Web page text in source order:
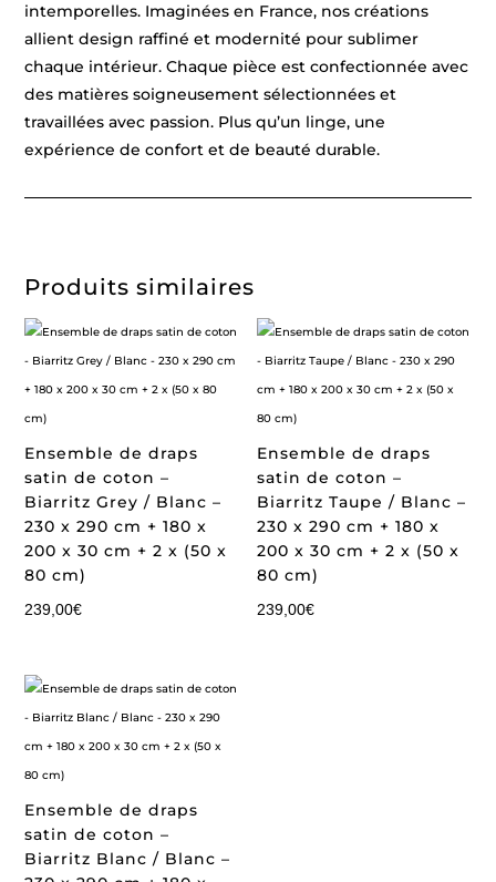
intemporelles. Imaginées en France, nos créations
allient design raffiné et modernité pour sublimer
chaque intérieur. Chaque pièce est confectionnée avec
des matières soigneusement sélectionnées et
travaillées avec passion. Plus qu’un linge, une
expérience de confort et de beauté durable.
Produits similaires
Ensemble de draps
satin de coton –
Biarritz Grey / Blanc –
230 x 290 cm + 180 x
200 x 30 cm + 2 x (50 x
80 cm)
239,00€
Ensemble de draps
satin de coton –
Biarritz Taupe / Blanc –
230 x 290 cm + 180 x
200 x 30 cm + 2 x (50 x
80 cm)
239,00€
Ensemble de draps
satin de coton –
Biarritz Blanc / Blanc –